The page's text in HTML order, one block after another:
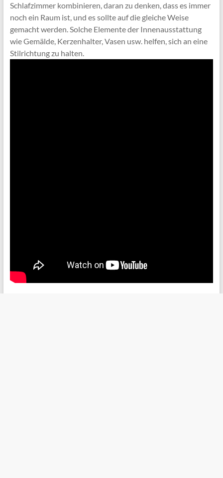
Schlafzimmer kombinieren, daran zu denken, dass es immer
noch ein Raum ist, und es sollte auf die gleiche Weise
gemacht werden. Solche Elemente der Innenausstattung
wie Gemälde, Kerzenhalter, Vasen usw. helfen, sich an eine
Stilrichtung zu halten.